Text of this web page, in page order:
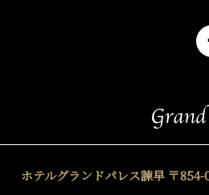
ホテルグランドパレス諫早 〒